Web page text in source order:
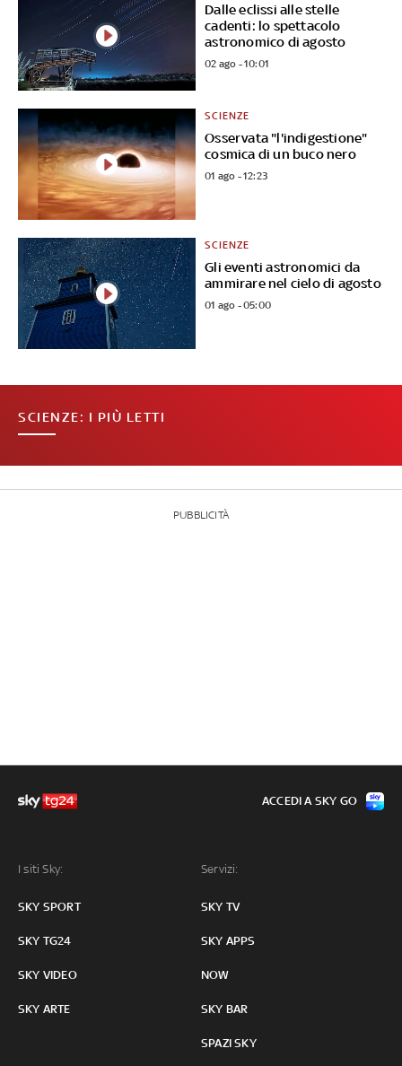
Dalle eclissi alle stelle
cadenti: lo spettacolo
astronomico di agosto
02 ago - 10:01
Osservata "l'indigestione"
cosmica di un buco nero
SCIENZE
01 ago - 12:23
Gli eventi astronomici da
ammirare nel cielo di agosto
SCIENZE
01 ago - 05:00
SCIENZE: I PIÙ LETTI
PUBBLICITÀ
I siti Sky:
SKY SPORT
SKY TG24
SKY VIDEO
SKY ARTE
Servizi:
SKY TV
SKY APPS
NOW
SKY BAR
SPAZI SKY
ACCEDI A SKY GO